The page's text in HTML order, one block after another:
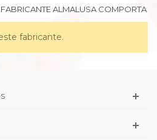
ALMALUSA COMPORTA
fabricante.